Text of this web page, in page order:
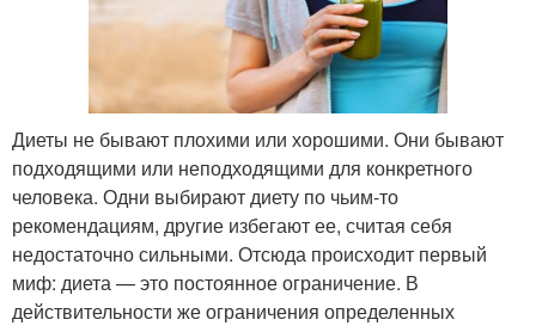
Диеты не бывают плохими или хорошими. Они бывают
подходящими или неподходящими для конкретного
человека. Одни выбирают диету по чьим-то
рекомендациям, другие избегают ее, считая себя
недостаточно сильными. Отсюда происходит первый
миф: диета — это постоянное ограничение. В
действительности же ограничения определенных